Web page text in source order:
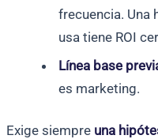
frecuencia. Una
usa tiene ROI
Línea base
es marketing.
Exige siempre una